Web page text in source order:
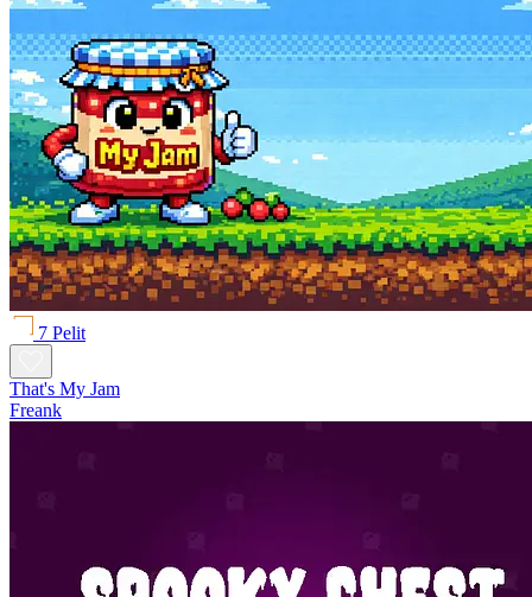
7 Pelit
That's My Jam
Freank